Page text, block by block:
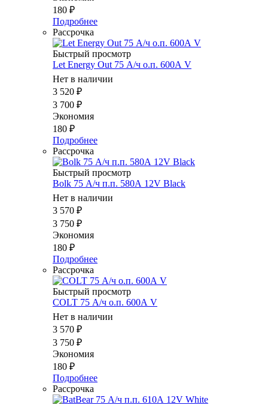
180 ₽
Подробнее
Рассрочка
Быстрый просмотр
Let Energy Out 75 А/ч о.п. 600А V
Нет в наличии
3 520 ₽
3 700 ₽
Экономия
180 ₽
Подробнее
Рассрочка
Быстрый просмотр
Bolk 75 А/ч п.п. 580А 12V Black
Нет в наличии
3 570 ₽
3 750 ₽
Экономия
180 ₽
Подробнее
Рассрочка
Быстрый просмотр
COLT 75 А/ч о.п. 600А V
Нет в наличии
3 570 ₽
3 750 ₽
Экономия
180 ₽
Подробнее
Рассрочка